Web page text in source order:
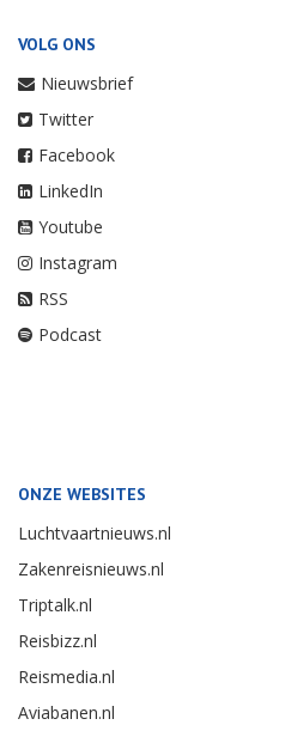
VOLG ONS
Nieuwsbrief
Twitter
Facebook
LinkedIn
Youtube
Instagram
RSS
Podcast
ONZE WEBSITES
Luchtvaartnieuws.nl
Zakenreisnieuws.nl
Triptalk.nl
Reisbizz.nl
Reismedia.nl
Aviabanen.nl